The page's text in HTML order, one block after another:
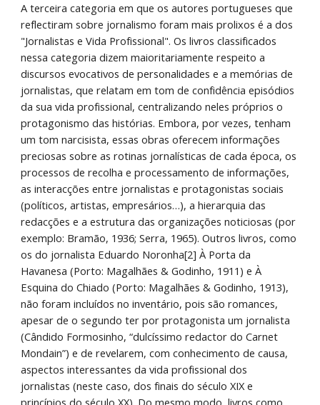
A terceira categoria em que os autores portugueses que
reflectiram sobre jornalismo foram mais prolixos é a dos
"Jornalistas e Vida Profissional". Os livros classificados
nessa categoria dizem maioritariamente respeito a
discursos evocativos de personalidades e a memórias de
jornalistas, que relatam em tom de confidência episódios
da sua vida profissional, centralizando neles próprios o
protagonismo das histórias. Embora, por vezes, tenham
um tom narcisista, essas obras oferecem informações
preciosas sobre as rotinas jornalísticas de cada época, os
processos de recolha e processamento de informações,
as interacções entre jornalistas e protagonistas sociais
(políticos, artistas, empresários…), a hierarquia das
redacções e a estrutura das organizações noticiosas (por
exemplo: Bramão, 1936; Serra, 1965). Outros livros, como
os do jornalista Eduardo Noronha[2] À Porta da
Havanesa (Porto: Magalhães & Godinho, 1911) e À
Esquina do Chiado (Porto: Magalhães & Godinho, 1913),
não foram incluídos no inventário, pois são romances,
apesar de o segundo ter por protagonista um jornalista
(Cândido Formosinho, “dulcíssimo redactor do Carnet
Mondain”) e de revelarem, com conhecimento de causa,
aspectos interessantes da vida profissional dos
jornalistas (neste caso, dos finais do século XIX e
princípios do século XX). Do mesmo modo, livros como